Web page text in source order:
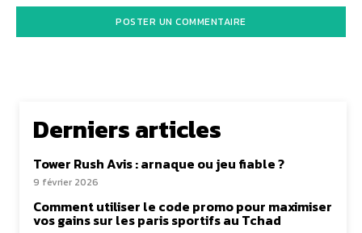
Derniers articles
Tower Rush Avis : arnaque ou jeu fiable ?
9 février 2026
Comment utiliser le code promo pour maximiser
vos gains sur les paris sportifs au Tchad